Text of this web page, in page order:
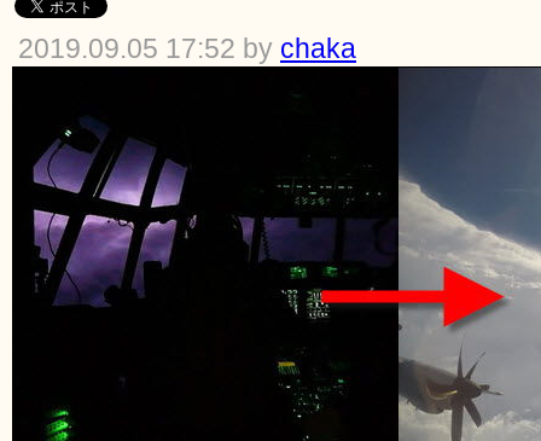
2019.09.05 17:52 by chaka